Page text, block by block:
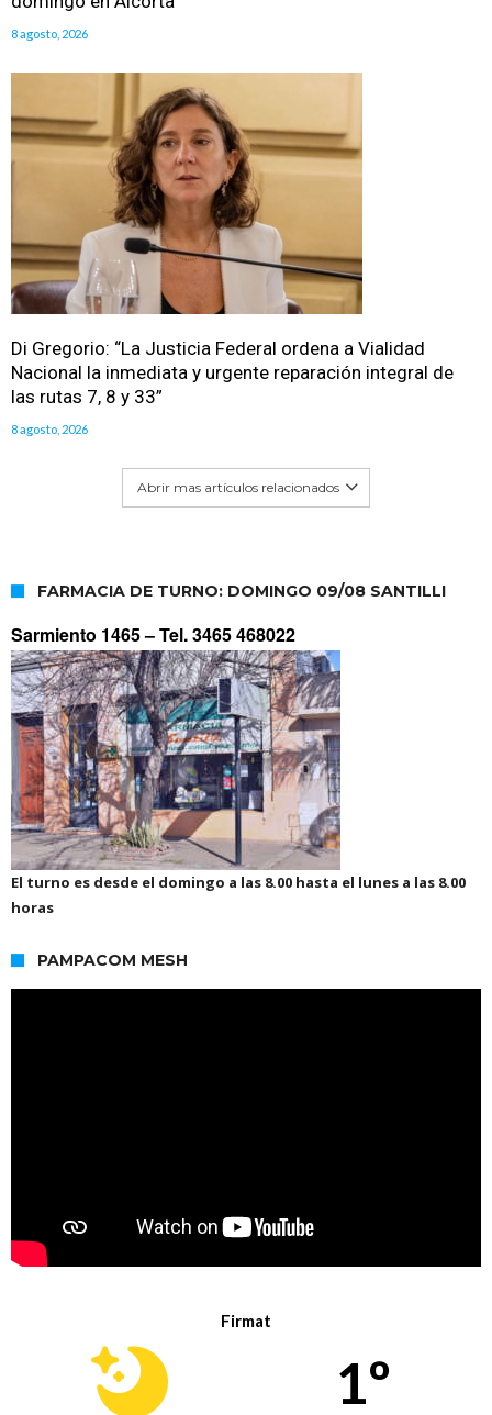
8 agosto, 2026
Di Gregorio: “La Justicia Federal ordena a Vialidad
Nacional la inmediata y urgente reparación integral de
las rutas 7, 8 y 33”
8 agosto, 2026
Abrir mas artículos relacionados
FARMACIA DE TURNO: DOMINGO 09/08 SANTILLI
Sarmiento 1465 –Tel. 3465 468022
El turno es desde el domingo a las 8.00 hasta el lunes a las 8.00
horas
PAMPACOM MESH
Firmat
1º